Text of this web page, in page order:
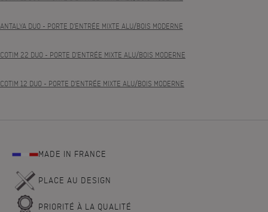
ANTALYA DUO - PORTE D'ENTRÉE MIXTE ALU/BOIS MODERNE
COTIM 22 DUO - PORTE D'ENTRÉE MIXTE ALU/BOIS MODERNE
COTIM 12 DUO - PORTE D'ENTRÉE MIXTE ALU/BOIS MODERNE
MADE IN FRANCE
PLACE AU DESIGN
PRIORITÉ À LA QUALITÉ